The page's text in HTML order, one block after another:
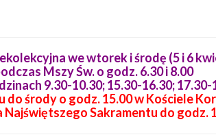
we wtorek i środę (5 i 6
Mszy Św. o godz. 6.30 i 8.00
9.30-10.30; 15.30-16.30; 17.30-
do środy o godz. 15.00 w Kościele
Najświętszego Sakramentu do godz.